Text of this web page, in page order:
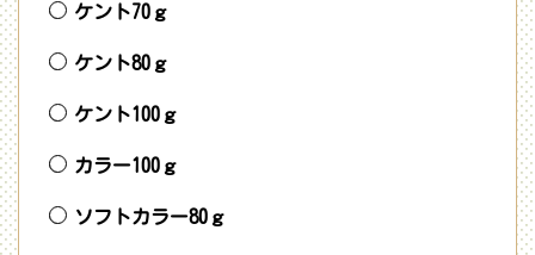
ケント70ｇ
ケント80ｇ
ケント100ｇ
カラー100ｇ
ソフトカラー80ｇ